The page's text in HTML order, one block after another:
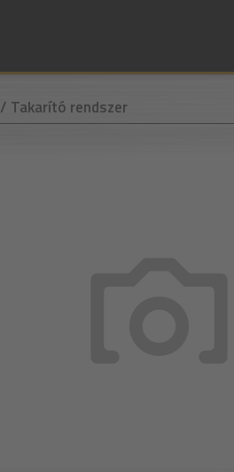
/ Takarító rendszer